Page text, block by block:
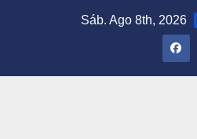
Sáb. Ago 8th, 2026